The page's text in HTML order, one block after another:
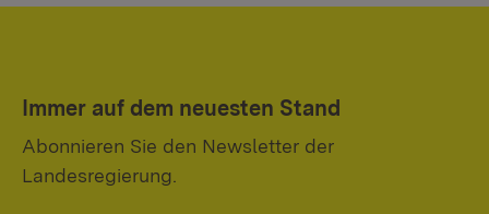
Immer auf dem neuesten Stand
Abonnieren Sie den Newsletter der
Landesregierung.